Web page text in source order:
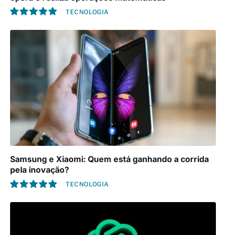
Samsung e Xiaomi: Quem está ganhando a corrida
pela inovação?
10.0
TECNOLOGIA